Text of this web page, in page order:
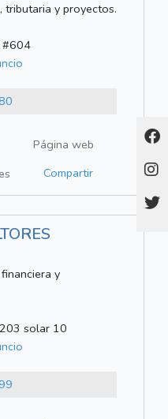
tributaria y proyectos.
#604
Página web
Compartir
y
solar 10